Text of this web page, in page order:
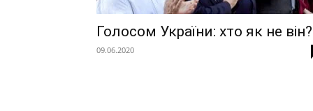
Голосом України: хто як не він?
09.06.2020